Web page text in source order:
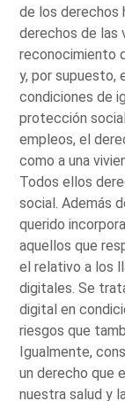
de los derechos
derechos de las
reconocimiento
y, por supuesto,
condiciones de
protección
empleos, el
como a una
Todos ellos
social. Además
querido
aquellos que
el relativo a los
digitales. Se
digital en
riesgos que
Igualmente,
un derecho que
nuestra salud y